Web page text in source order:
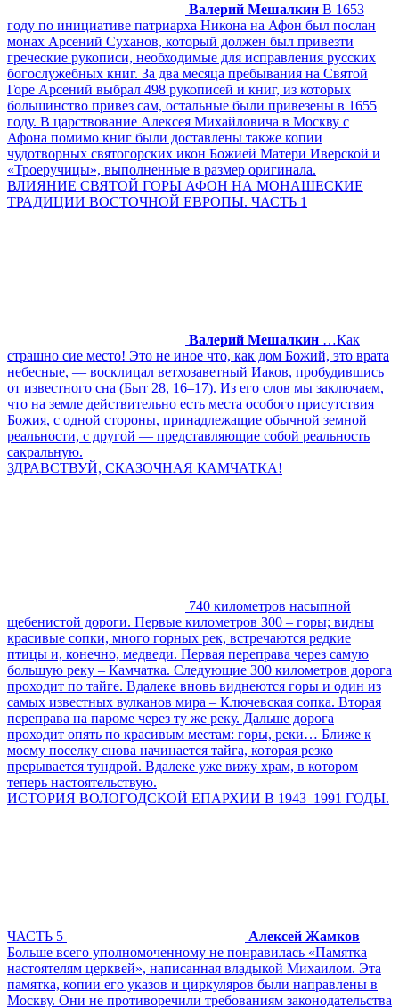
Валерий Мешалкин В 1653
году по инициативе патриарха Никона на Афон был послан
монах Арсений Суханов, который должен был привезти
греческие рукописи, необходимые для исправления русских
богослужебных книг. За два месяца пребывания на Святой
Горе Арсений выбрал 498 рукописей и книг, из которых
большинство привез сам, остальные были привезены в 1655
году. В царствование Алексея Михайловича в Москву с
Афона помимо книг были доставлены также копии
чудотворных святогорских икон Божией Матери Иверской и
«Троеручицы», выполненные в размер оригинала.
ВЛИЯНИЕ СВЯТОЙ ГОРЫ АФОН НА МОНАШЕСКИЕ
ТРАДИЦИИ ВОСТОЧНОЙ ЕВРОПЫ. ЧАСТЬ 1
Валерий Мешалкин …Как
страшно сие место! Это не иное что, как дом Божий, это врата
небесные, — восклицал ветхозаветный Иаков, пробудившись
от известного сна (Быт 28, 16–17). Из его слов мы заключаем,
что на земле действительно есть места особого присутствия
Божия, с одной стороны, принадлежащие обычной земной
реальности, с другой — представляющие собой реальность
сакральную.
ЗДРАВСТВУЙ, СКАЗОЧНАЯ КАМЧАТКА!
740 километров насыпной
щебенистой дороги. Первые километров 300 – горы; видны
красивые сопки, много горных рек, встречаются редкие
птицы и, конечно, медведи. Первая переправа через самую
большую реку – Камчатка. Следующие 300 километров дорога
проходит по тайге. Вдалеке вновь виднеются горы и один из
самых известных вулканов мира – Ключевская сопка. Вторая
переправа на пароме через ту же реку. Дальше дорога
проходит опять по красивым местам: горы, реки… Ближе к
моему поселку снова начинается тайга, которая резко
прерывается тундрой. Вдалеке уже вижу храм, в котором
теперь настоятельствую.
ИСТОРИЯ ВОЛОГОДСКОЙ ЕПАРХИИ В 1943–1991 ГОДЫ.
ЧАСТЬ 5
Алексей Жамков
Больше всего уполномоченному не понравилась «Памятка
настоятелям церквей», написанная владыкой Михаилом. Эта
памятка, копии его указов и циркуляров были направлены в
Москву. Они не противоречили требованиям законодательства